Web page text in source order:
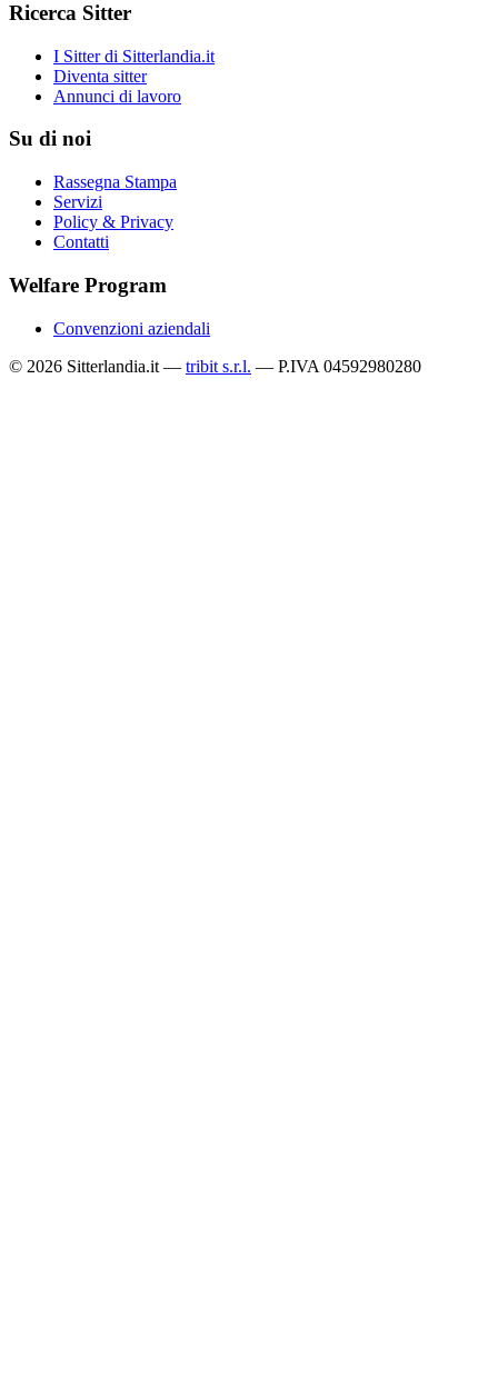
Ricerca Sitter
I Sitter di Sitterlandia.it
Diventa sitter
Annunci di lavoro
Su di noi
Rassegna Stampa
Servizi
Policy & Privacy
Contatti
Welfare Program
Convenzioni aziendali
© 2026 Sitterlandia.it — tribit s.r.l. — P.IVA 04592980280